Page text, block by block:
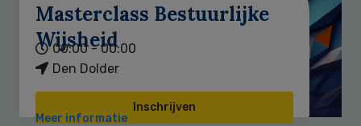
Masterclass Bestuurlijke
Wijsheid
00:00 - 00:00
Den Dolder
Inschrijven
Meer informatie